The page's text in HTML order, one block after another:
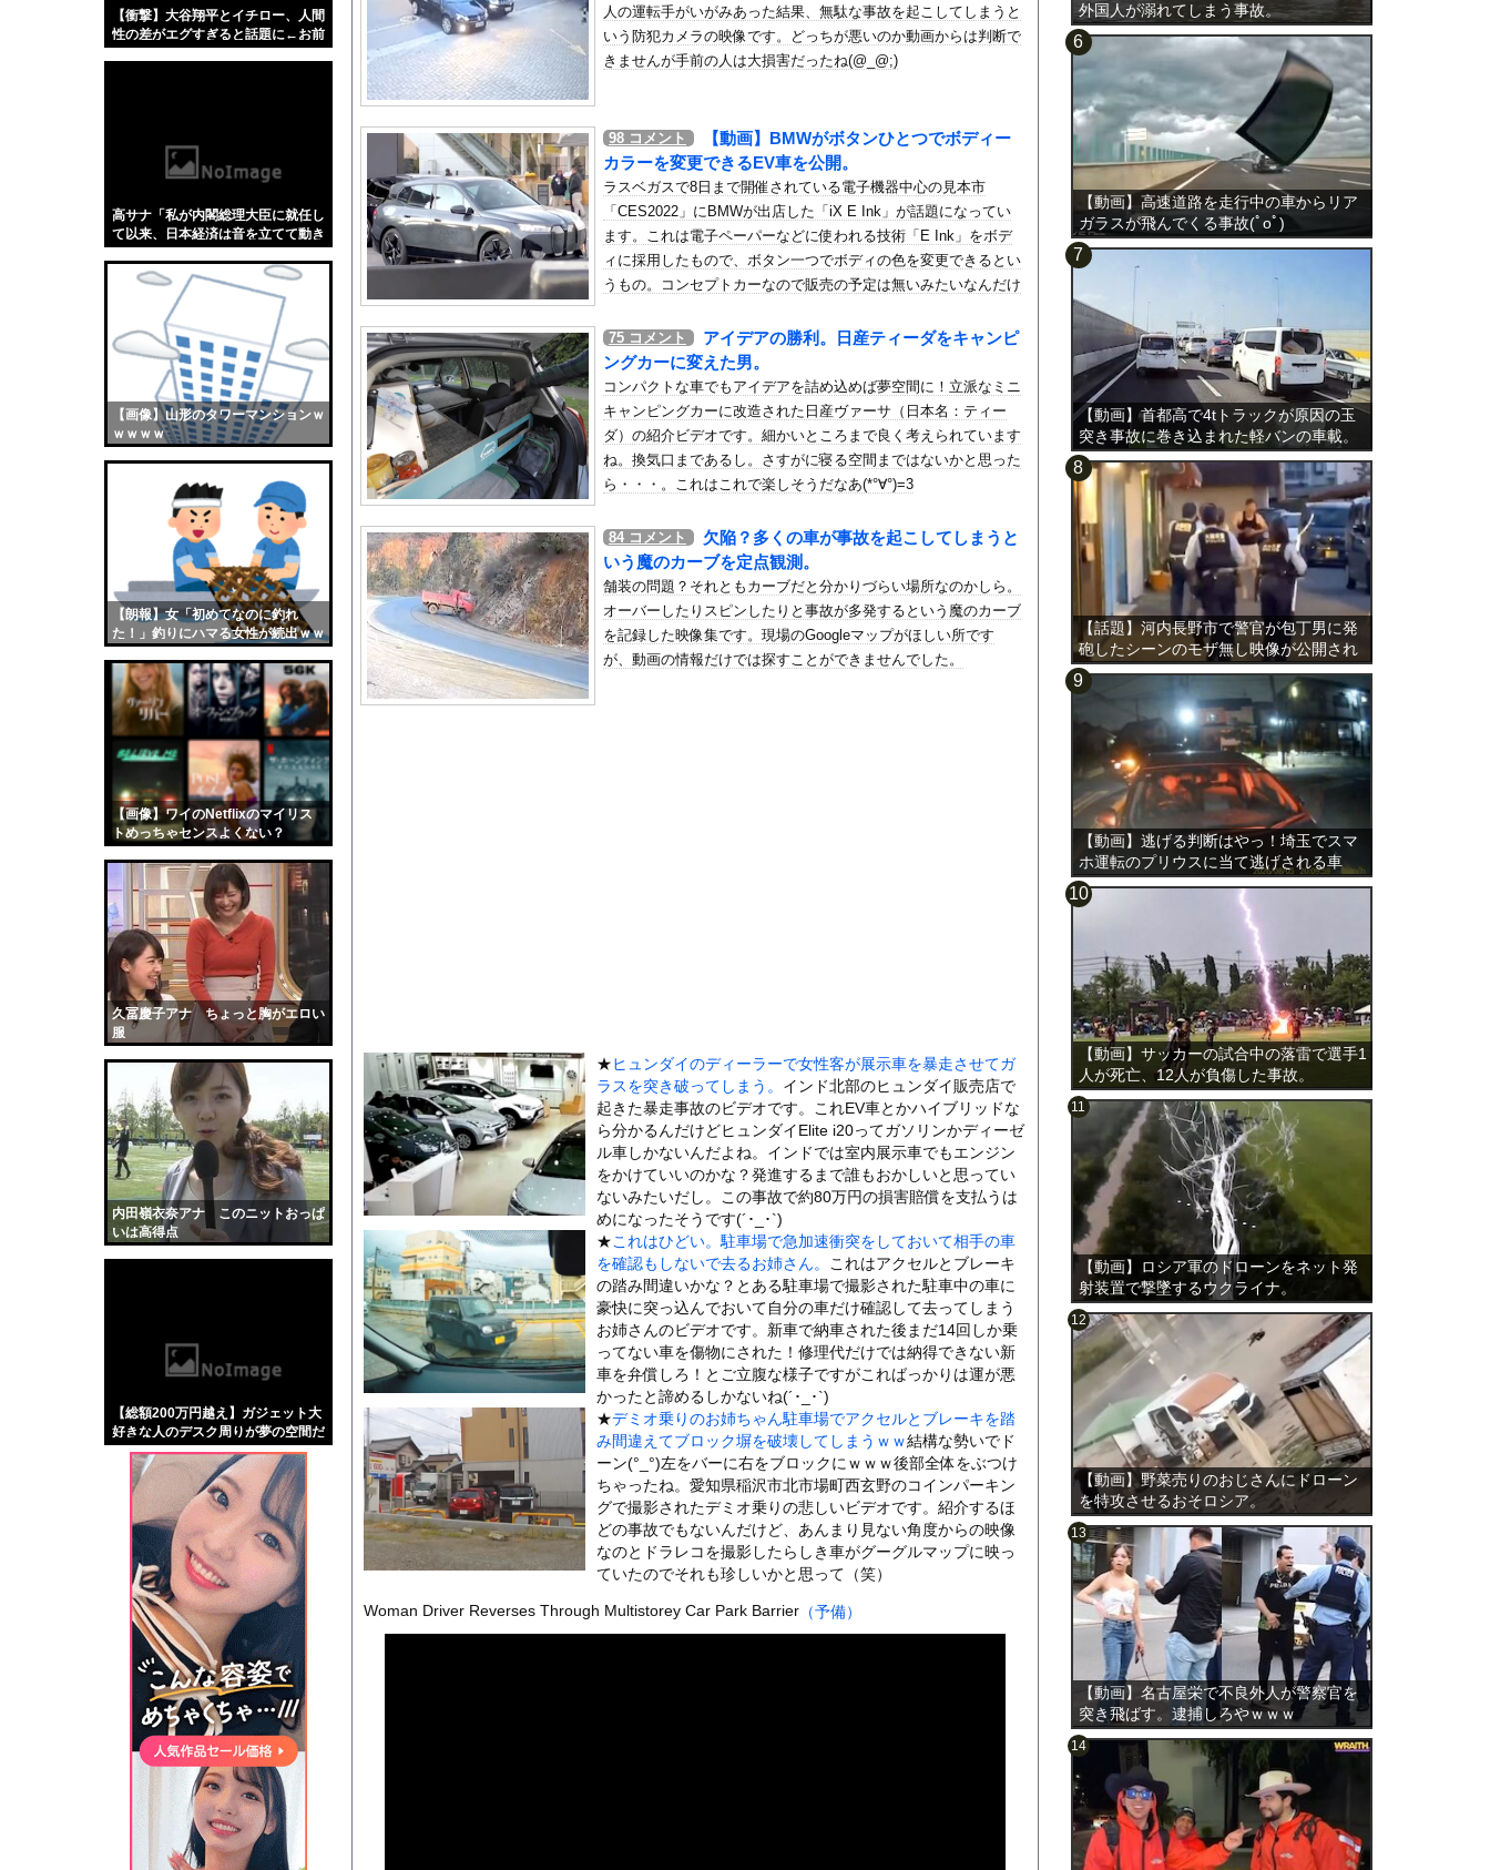
【衝撃】大谷翔平とイチロー、人間
性の差がエグすぎると話題に←お前
高サナ「私が内閣総理大臣に就任し
て以来、日本経済は音を立てて動き
【画像】山形のタワーマンションｗ
ｗｗｗｗ
【朗報】女「初めてなのに釣れ
た！」釣りにハマる女性が続出ｗｗ
【画像】ワイのNetflixのマイリス
トめっちゃセンスよくない？
久冨慶子アナ ちょっと胸がエロい
服
内田嶺衣奈アナ このニットおっぱ
いは高得点
【総額200万円越え】ガジェット大
好きな人のデスク周りが夢の空間だ
った
【画像】セブンイレブン、ついに神商品を販売
高校野球の暑さ対策として18時から4試合深夜までやれば涼しいまま試合出来るじゃん
【画像】陰キャ風女子さん、美容院でイメチェンした結果ｗｗｗｗｗｗ他
DeNA3位浮上！ 馬場皐輔が延長2イニングピシャリ、筒香がサヨナラホームラン！！
白戸ゆめのアナ セクシーニットのノースリーブ巨乳！！【GIF動画あり】
【動画】両方馬鹿（笑）ミニストップでトラックと衝突したドラレコが（ノ∇`）
佐久間宣行『（井上和に対して）あの子売れますよ』
海外「日本人はなんて気高いんだ！」 英高級紙も驚愕した極限の中の日本人の姿に世界が衝...
宇宙人はいる？いて座の方角から72秒間捉えた強い電波、50年間正体分からぬ「Wow！...
【J1第1節 名古屋×清水】 清水は北川の完璧なボレーと無失点で白星スタート！ホーム...
レッドブルリザーブの角田裕毅、ケイナさんと一緒に酒蔵巡りをしている模様
８～１３歳の少年１９人に自宅で性的暴行やわいせつ、３１歳男に懲役１５年
ストロングビデ1【ふくらすずめ】
【画像】おまえらくんの机がこの女の子の椅子にされてたらｗｗｗ
【画像】この女優さん、可愛すぎる
【朗報】齋藤飛鳥、前屈みで完全に見えてる動画が拡散されてしまう…
海外「日本よ、お前がナンバーワンだ」 熊本地震直後の日本の対応のスピードに世界が衝撃
勇気を出して白人美女にチン凸したアジア人短小男
、爆笑されてしまうｗｗｗ
10年もの間浮気してた嫁。まさかと思い長男のDNA鑑定をするがいいな？と問うと、元嫁...
ウクライナ侵攻以降、ロシア軍兵士のHIV感染が2000％急増…ウクライナメディア！
【配信者】「金バエ」のSNS更新が1週間途絶え、様々な憶測が飛び交う。1週間ぶりの投...
【画像】女の子「危機管理フォーーーーム！！！」
【画像】温泉美女さん、濡れタオルでお尻の形が透けてしまう
かわいい彼女のために美味しい料理を用意した。部屋まで持って行く → この仕打ちです…
【動画】ヒョウ2頭が木に登って激しい戦い
道路脇で男性が缶切断していたドラム缶が爆発
【黒歴史】こういう昔の大学ヤリサーの流出エロ動画（顔出し）が一番抜ける
韓国人「安貞桓が韓国代表に激怒！『惨憺たる結果、徹底的な刷新が必要だ』と監督や協会を...
ケンタッキーとか言う唐揚げ屋ｗｗｗｗｗ
【画像】このAVが性癖ブッ刺さりで精子ドクドク作られるわｗｗｗｗ
【悲報】味噌ラーメンで行列、出来ない
【中国】男の子が爆竹に点火 マンホールが爆発しふた吹き飛ぶ
【画像】伊藤舞雪とかいうＡＶ女優ｗｗｗｗｗｗｗｗｗｗw
【緊急】肛門にスティックのり入れたけど出てこないの！！
お知らせ
【動画】DJI Neo2で釣りの自撮りをしようとした男の悲劇（ノ∇`）
このページは1000mgが管理しています。 RSS設定 更新順130件まで。それ以降の古いものは表
人の運転手がいがみあった結果、無駄な事故を起こしてしまうと
いう防犯カメラの映像です。どっちが悪いのか動画からは判断で
きませんが手前の人は大損害だったね(@_@;)
98 コメント
【動画】BMWがボタンひとつでボディー
カラーを変更できるEV車を公開。
ラスベガスで8日まで開催されている電子機器中心の見本市
「CES2022」にBMWが出店した「iX E Ink」が話題になってい
ます。これは電子ペーパーなどに使われる技術「E Ink」をボデ
ィに採用したもので、ボタン一つでボディの色を変更できるとい
うもの。コンセプトカーなので販売の予定は無いみたいなんだけ
75 コメント
アイデアの勝利。日産ティーダをキャンピ
ングカーに変えた男。
コンパクトな車でもアイデアを詰め込めば夢空間に！立派なミニ
キャンピングカーに改造された日産ヴァーサ（日本名：ティー
ダ）の紹介ビデオです。細かいところまで良く考えられています
ね。換気口まであるし。さすがに寝る空間まではないかと思った
ら・・・。これはこれで楽しそうだなあ(*°∀°)=3
84 コメント
欠陥？多くの車が事故を起こしてしまうと
いう魔のカーブを定点観測。
舗装の問題？それともカーブだと分かりづらい場所なのかしら。
オーバーしたりスピンしたりと事故が多発するという魔のカーブ
を記録した映像集です。現場のGoogleマップがほしい所です
が、動画の情報だけでは探すことができませんでした。
★ヒュンダイのディーラーで女性客が展示車を暴走させてガ
ラスを突き破ってしまう。 インド北部のヒュンダイ販売店で
起きた暴走事故のビデオです。これEV車とかハイブリッドな
ら分かるんだけどヒュンダイElite i20ってガソリンかディーゼ
ル車しかないんだよね。インドでは室内展示車でもエンジン
をかけていいのかな？発進するまで誰もおかしいと思ってい
ないみたいだし。この事故で約80万円の損害賠償を支払うは
めになったそうです(´･_･`)
★これはひどい。駐車場で急加速衝突をしておいて相手の車
を確認もしないで去るお姉さん。
これはアクセルとブレーキ
の踏み間違いかな？とある駐車場で撮影された駐車中の車に
豪快に突っ込んでおいて自分の車だけ確認して去ってしまう
お姉さんのビデオです。新車で納車された後まだ14回しか乗
ってない車を傷物にされた！修理代だけでは納得できない新
車を弁償しろ！とご立腹な様子ですがこればっかりは運が悪
かったと諦めるしかないね(´･_･`)
★デミオ乗りのお姉ちゃん駐車場でアクセルとブレーキを踏
み間違えてブロック塀を破壊してしまうｗｗ結構な勢いでド
ーン(°_°)左をバーに右をブロックにｗｗｗ後部全体をぶつけ
ちゃったね。愛知県稲沢市北市場町西玄野のコインパーキン
グで撮影されたデミオ乗りの悲しいビデオです。紹介するほ
どの事故でもないんだけど、あんまり見ない角度からの映像
なのとドラレコを撮影したらしき車がグーグルマップに映っ
ていたのでそれも珍しいかと思って（笑）
Woman Driver Reverses Through Multistorey Car Park Barrier （予備）
外国人が溺れてしまう事故。
【動画】高速道路を走行中の車からリア
ガラスが飛んでくる事故(ﾟoﾟ)
【動画】首都高で4tトラックが原因の玉
突き事故に巻き込まれた軽バンの車載。
【話題】河内長野市で警官が包丁男に発
砲したシーンのモザ無し映像が公開され
る。
【動画】逃げる判断はやっ！埼玉でスマ
ホ運転のプリウスに当て逃げされる車
載。
【動画】サッカーの試合中の落雷で選手1
人が死亡、12人が負傷した事故。
【動画】ロシア軍のドローンをネット発
射装置で撃墜するウクライナ。
【動画】野菜売りのおじさんにドローン
を特攻させるおそロシア。
【動画】名古屋栄で不良外人が警察官を
突き飛ばす。逮捕しろやｗｗｗ